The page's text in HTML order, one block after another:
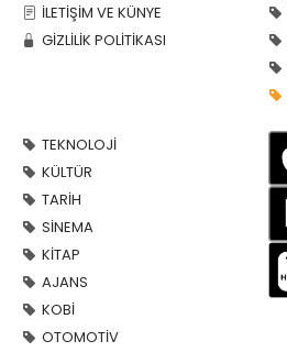
İLETİŞİM VE KÜNYE
GİZLİLİK POLİTİKASI
TEKNOLOJİ
KÜLTÜR
TARİH
SİNEMA
KİTAP
AJANS
KOBİ
OTOMOTİV